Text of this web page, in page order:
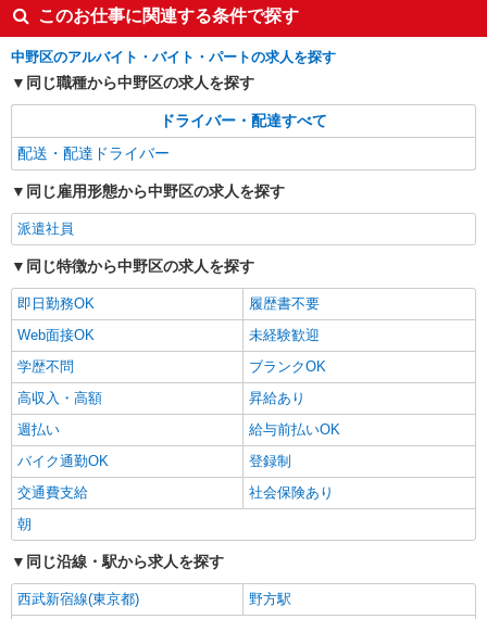
このお仕事に関連する条件で探す
中野区のアルバイト・バイト・パートの求人を探す
同じ職種から中野区の求人を探す
ドライバー・配達すべて
配送・配達ドライバー
同じ雇用形態から中野区の求人を探す
派遣社員
同じ特徴から中野区の求人を探す
即日勤務OK
履歴書不要
Web面接OK
未経験歓迎
学歴不問
ブランクOK
高収入・高額
昇給あり
週払い
給与前払いOK
バイク通勤OK
登録制
交通費支給
社会保険あり
朝
同じ沿線・駅から求人を探す
西武新宿線(東京都)
野方駅